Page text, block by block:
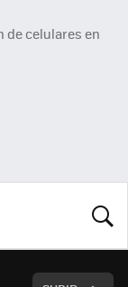
de celulares en